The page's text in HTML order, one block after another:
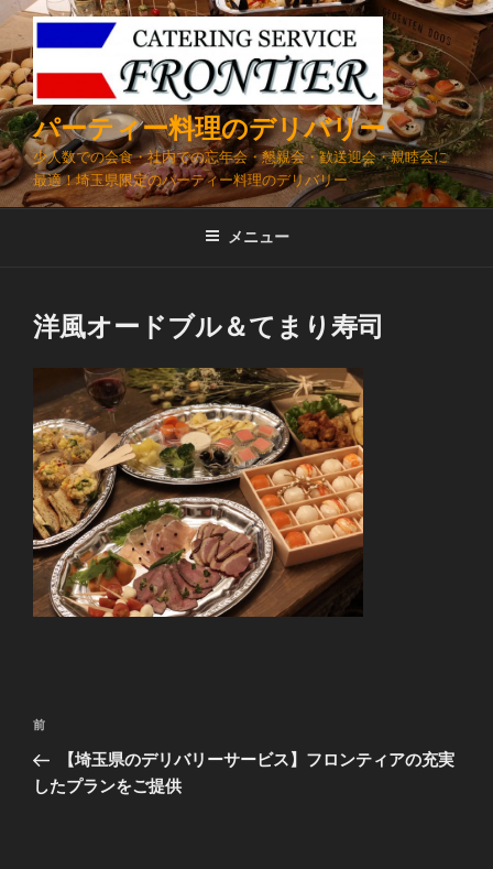
コ
テ
ン
ツ
へ
ス
キ
パーティー料理のデリバリー
少人数での会食・社内での忘年会・懇親会・歓送迎会・親睦会に
最適！埼玉県限定のパーティー料理のデリバリー
メニュー
洋風オードブル＆てまり寿司
投
ナ
前
の
投
前
【埼玉県のデリバリーサービス】フロンティアの充実
したプランをご提供